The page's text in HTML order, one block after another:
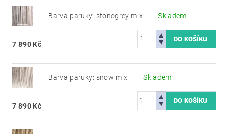
Barva paruky: stonegrey mix Skladem
7 890 Kč
Barva paruky: snow mix Skladem
7 890 Kč